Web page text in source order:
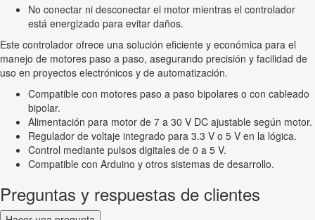
No conectar ni desconectar el motor mientras el controlador
está energizado para evitar daños.
Este controlador ofrece una solución eficiente y económica para el
manejo de motores paso a paso, asegurando precisión y facilidad de
uso en proyectos electrónicos y de automatización.
Compatible con motores paso a paso bipolares o con cableado
bipolar.
Alimentación para motor de 7 a 30 V DC ajustable según motor.
Regulador de voltaje integrado para 3.3 V o 5 V en la lógica.
Control mediante pulsos digitales de 0 a 5 V.
Compatible con Arduino y otros sistemas de desarrollo.
Preguntas y respuestas de clientes